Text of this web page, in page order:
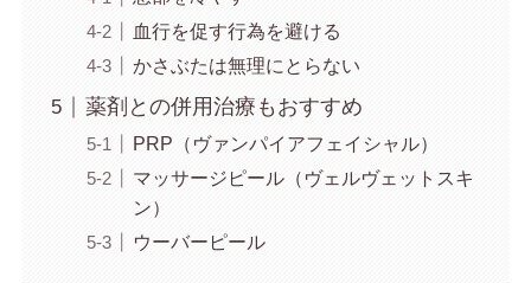
血行を促す行為を避ける
かさぶたは無理にとらない
薬剤との併用治療もおすすめ
PRP（ヴァンパイアフェイシャル）
マッサージピール（ヴェルヴェットスキ
ン）
ウーバーピール